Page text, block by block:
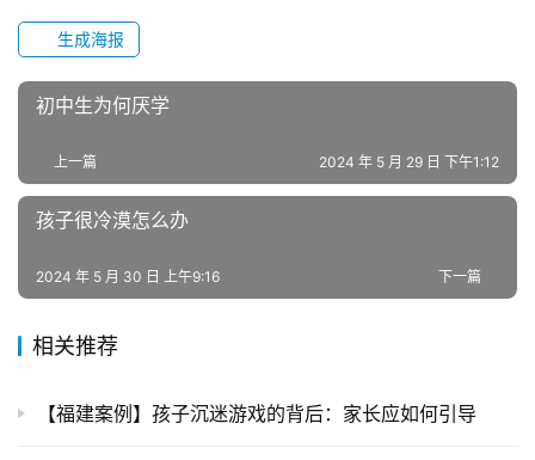
生成海报
初中生为何厌学
上一篇 2024 年 5 月 29 日 下午1:12
孩子很冷漠怎么办
下一篇
2024 年 5 月 30 日 上午9:16
相关推荐
【福建案例】孩子沉迷游戏的背后：家长应如何引导